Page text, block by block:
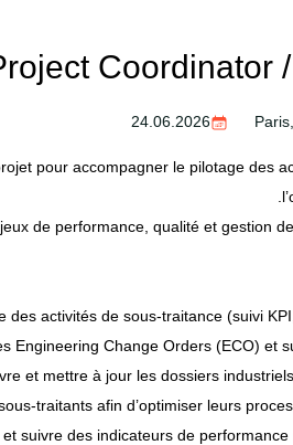
Coordinator
24.06.2026
pour accompagner le pilotage des
de performance, qualité et gestion